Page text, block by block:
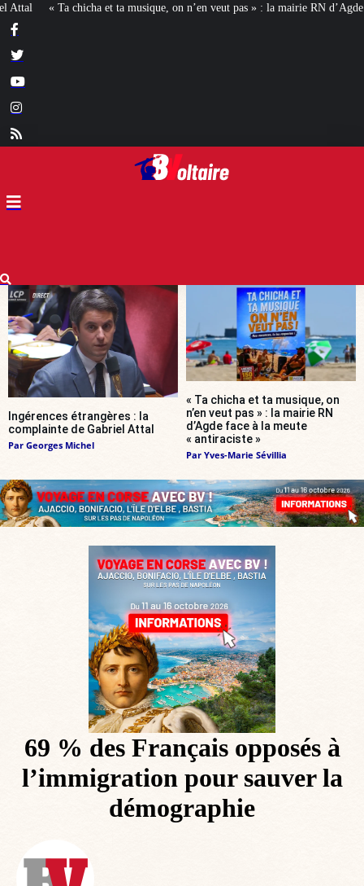
on n’en veut pas » : la mairie RN d’Agde face à la meute « antiraciste »
Ingérences étrangères : la
complainte de Gabriel Attal
Par Georges Michel
« Ta chicha et ta musique, on
n’en veut pas » : la mairie RN
d’Agde face à la meute
« antiraciste »
Par Yves-Marie Sévillia
69 % des Français opposés à
l’immigration pour sauver la
démographie